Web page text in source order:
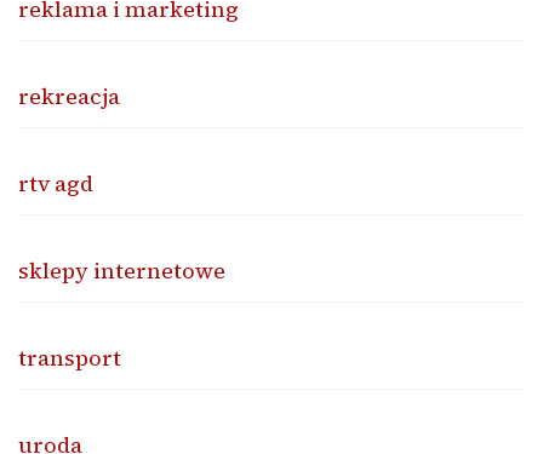
reklama i marketing
rekreacja
rtv agd
sklepy internetowe
transport
uroda